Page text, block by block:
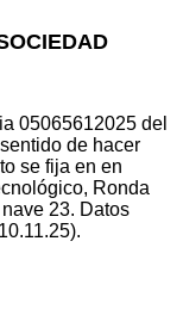
05065612025 del
de hacer
se fija en en
Ronda
23. Datos